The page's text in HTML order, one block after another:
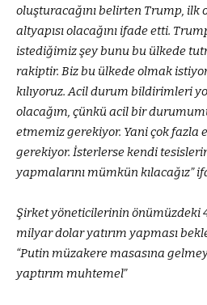
oluşturacağını belirten Trump, ilk
altyapısı olacağını ifade etti.
istediğimiz şey bunu bu ülkede
rakiptir. Biz bu ülkede olmak
kılıyoruz. Acil durum bildirimleri
olacağım, çünkü acil bir
etmemiz gerekiyor. Yani çok fazla
gerekiyor. İsterlerse kendi
yapmalarını mümkün kılacağız”
Şirket yöneticilerinin önümüzdeki
milyar dolar yatırım yapması
“Putin müzakere masasına
yaptırım muhtemel”